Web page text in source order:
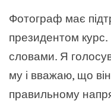
Фотограф має
президентом
словами. Я
му і вважаю, що
правильному